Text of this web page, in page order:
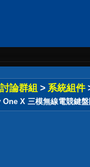
論群組 > 系統組件
X 三模無線電競鍵